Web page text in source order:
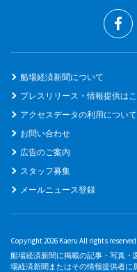
船場経済新聞について
プレスリリース・情報提供は
アクセスデータの利用について
お問い合わせ
広告のご案内
スタッフ募集
メールニュース登録
Copyright 2026 Kaeru All rights reserved.
船場経済新聞に掲載の記事・写真・
場経済新聞またはその情報提供者に